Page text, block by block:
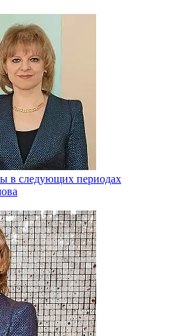
в следующих периодах